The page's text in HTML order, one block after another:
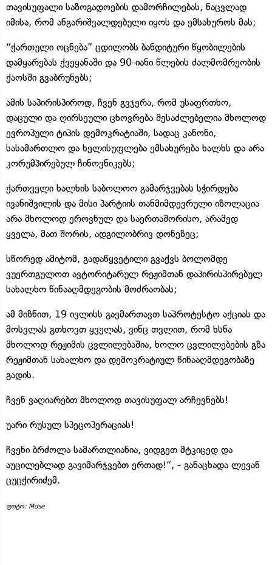
თავისუფალი საზოგადოების დამორჩილებას, ნაცვლად
იმისა, რომ ანგარიშვალდებული იყოს და ემსახუროს მას;
“ქართული ოცნება” ცდილობს ბანდიტური წყობილების
დამყარებას ქვეყანაში და 90-იანი წლების ძალმომრეობის
ქაოსში გვაბრუნებს;
ამის საპირისპიროდ, ჩვენ გვჯერა, რომ უსაფრთხო,
დაცული და ღირსეული ცხოვრება შესაძლებელია მხოლოდ
ევროპული ტიპის დემოკრატიაში, სადაც კანონი,
სასამართლო და ხელისუფლება ემსახურება ხალხს და არა
კორუმპირებულ ჩინოვნიკებს;
ქართველი ხალხის საბოლოო გამარჯვებას სჭირდება
ივანიშვილის და მისი პარტიის თანმიმდევრული იზოლაცია
არა მხოლოდ ეროვნულ და საერთაშორისო, არამედ
ყველა, მათ შორის, ადგილობრივ დონეზეც;
სწორედ ამიტომ, გადაწყვეტილი გვაქვს ბოლომდე
ვუერთგულოთ ავტორიტარულ რეჟიმთან დაპირისპირებულ
სახალხო წინააღმდეგობის მოძრაობას;
ამ მიზნით, 19 ივლისს გავმართავთ საპროტესტო აქციას და
მოსვლას გთხოვთ ყველას, ვინც თვლით, რომ ხსნა
მხოლოდ რეჟიმის ცვლილებაშია, ხოლო ცვლილებების გზა
რეჟიმთან სახალხო და დემოკრატიულ წინააღმდეგობაზე
გადის.
ჩვენ ვაღიარებთ მხოლოდ თავისუფალ არჩევნებს!
უარი რუსულ სპეცოპერაციას!
ჩვენი ბრძოლა სამართლიანია, ვიდგეთ მტკიცედ და
აუცილებლად გავიმარჯვებთ ერთად!“, - განაცხადა ლევან
ცუცქირიძემ.
ფოტო: Mose